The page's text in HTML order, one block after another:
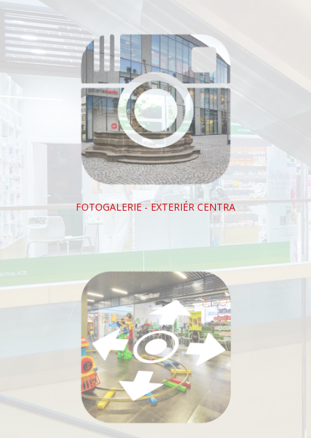
FOTOGALERIE - EXTERIÉR CENTRA